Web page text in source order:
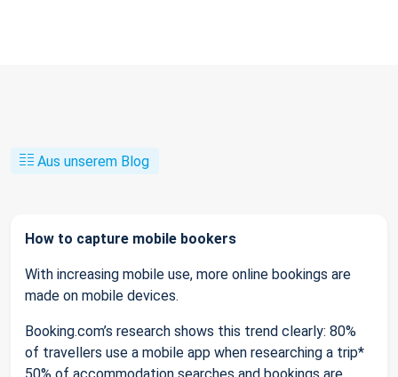
Aus unserem Blog
How to capture mobile bookers
With increasing mobile use, more online bookings are
made on mobile devices.
Booking.com’s research shows this trend clearly: 80%
of travellers use a mobile app when researching a trip*